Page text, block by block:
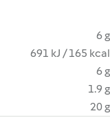
6 g
691 kJ / 165 kcal
6 g
1.9 g
20 g